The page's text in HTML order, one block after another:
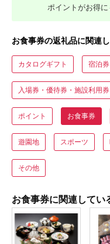
ポイントがお得
お食事券の返礼品に関連
カタログギフト 宿泊
入場券・優待券・施設利用券
ポイント お食事券
遊園地 スポーツ
その他
お食事券に関連してい